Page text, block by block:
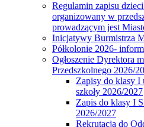
Regulamin zapisu
organizowany w
prowadzącym jest
Inicjatywy Burmistrza
Półkolonie 2026-
Ogłoszenie Dyrektora
Przedszkolnego 2026/
Zapisy do klasy I
szkoły 2026/2027
Zapis do klasy I
2026/2027
Rekrutacja do